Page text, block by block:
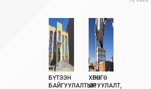
БҮТЭЭН
БАЙГУУЛАЛТЫН
ХӨРӨНГӨ
ОРУУЛАЛТ,